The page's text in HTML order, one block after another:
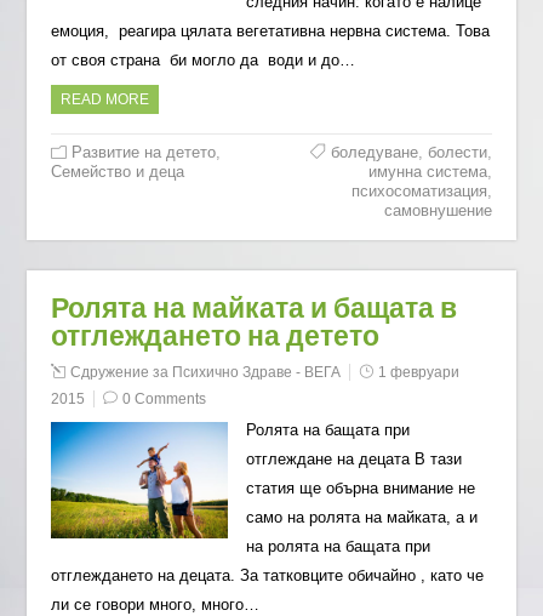
емоция, реагира цялата вегетативна нервна система. Това
от своя страна би могло да води и до…
READ MORE
Развитие на детето,
Семейство и деца
боледуване, болести,
имунна система,
психосоматизация,
самовнушение
Ролята на майката и бащата в
отглеждането на детето
Сдружение за Психично Здраве - ВЕГА
1 февруари
2015
0 Comments
Ролята на бащата при
отглеждане на децата В тази
статия ще обърна внимание не
само на ролята на майката, а и
на ролята на бащата при
отглеждането на децата. За татковците обичайно , като че
ли се говори много, много…